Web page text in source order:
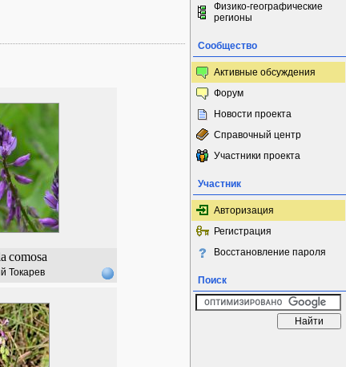
comosa
Токарев
Физико-географические
регионы
Сообщество
Активные обсуждения
Форум
Новости проекта
Справочный центр
Участники проекта
Участник
Авторизация
Регистрация
Восстановление пароля
Поиск